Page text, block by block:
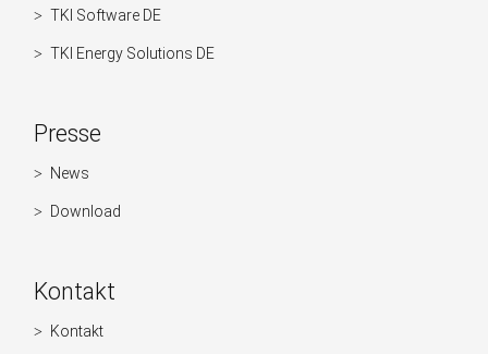
TKI Software DE
TKI Energy Solutions DE
Presse
Navigation
überspringen
News
Download
Kontakt
Navigation
Kontakt